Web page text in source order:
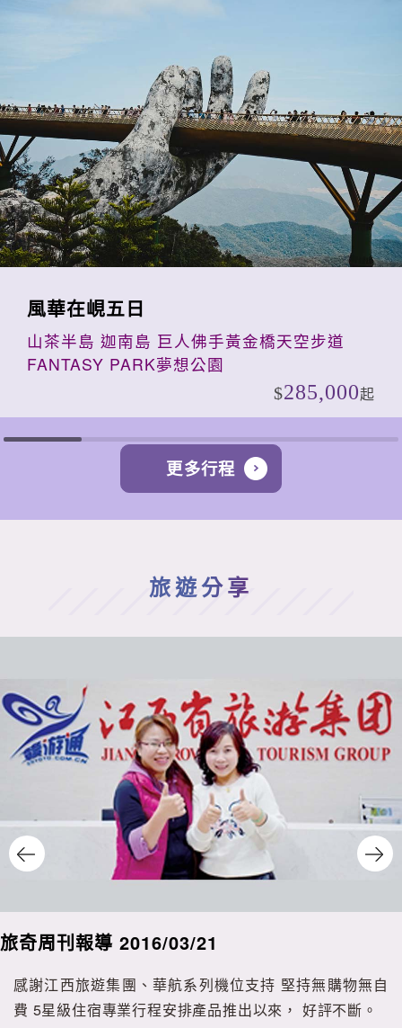
風華在峴五日
山茶半島 迦南島 巨人佛手黃金橋天空步道
FANTASY PARK夢想公園
285,000起
更多行程
旅遊分享
旅奇周刊報導 2016/03/21
感謝江西旅遊集團、華航系列機位支持 堅持無購物無自
費 5星級住宿專業行程安排產品推出以來， 好評不斷。